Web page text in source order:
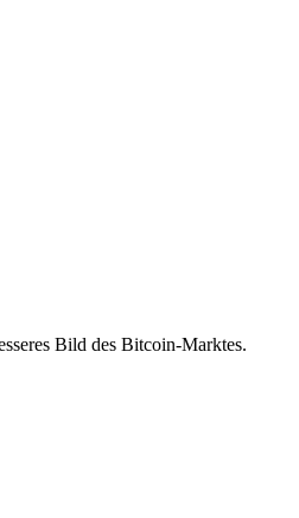
Bild des Bitcoin-Marktes.